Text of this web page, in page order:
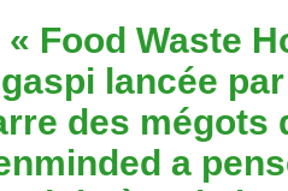
« Food Waste
lancée
des mégots
a